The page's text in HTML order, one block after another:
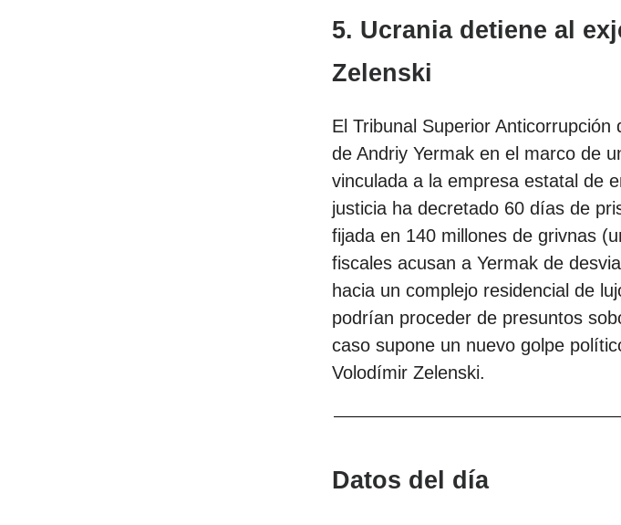
5. Ucrania detiene al
Zelenski
El Tribunal Superior
de Andriy Yermak en el marco de
vinculada a la empresa estatal de
justicia ha decretado 60 días de
fijada en 140 millones de grivnas
fiscales acusan a Yermak de
hacia un complejo residencial de
podrían proceder de presuntos
caso supone un nuevo golpe
Volodímir Zelenski.
Datos del día